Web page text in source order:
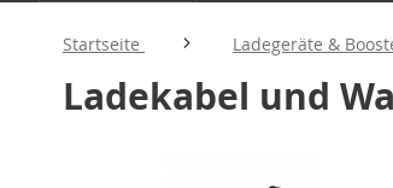
Startseite Ladegeräte &
Ladekabel und